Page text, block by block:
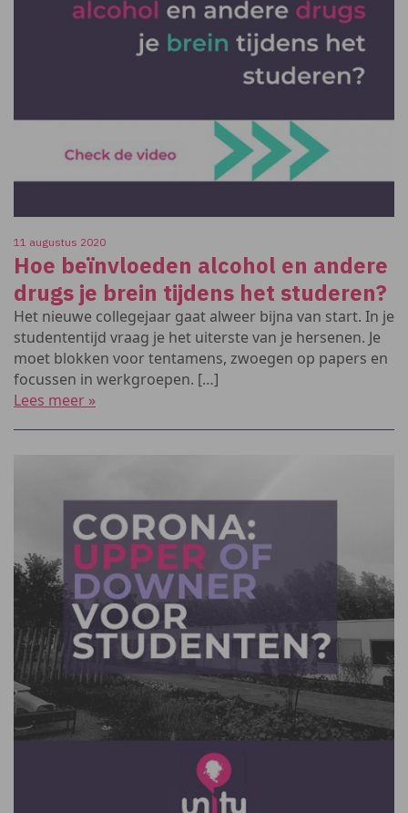
11 augustus 2020
Hoe beïnvloeden alcohol en andere
drugs je brein tijdens het studeren?
Het nieuwe collegejaar gaat alweer bijna van start. In je
studententijd vraag je het uiterste van je hersenen. Je
moet blokken voor tentamens, zwoegen op papers en
focussen in werkgroepen. […]
Lees meer »